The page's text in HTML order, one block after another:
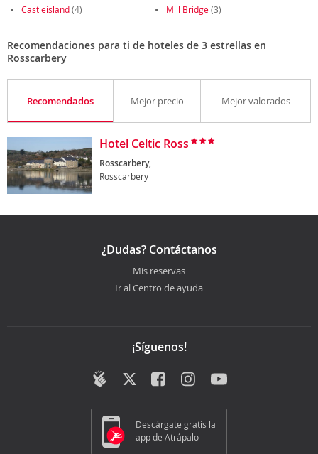
Castleisland(4) Mill Bridge(3)
Recomendaciones para ti de hoteles de 3 estrellas en
Rosscarbery
Recomendados Mejor precio Mejor valorados
Hotel Celtic Ross
Rosscarbery,
Rosscarbery
¿Dudas? Contáctanos
Mis reservas
Ir al Centro de ayuda
¡Síguenos!
Descárgate gratis la
app de Atrápalo